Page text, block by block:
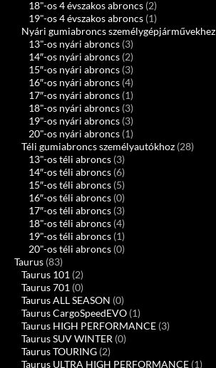
18"-os 4 évszakos abroncs (2)
19"-os 4 évszakos abroncs (1)
Nyári gumiabroncs személygépjárművekhez
13"-os nyári abroncs (3)
14″-os nyári abroncs (2)
15″-os nyári abroncs (3)
16″-os nyári abroncs (4)
17″-os nyári abroncs (1)
18"-os nyári abroncs (3)
19"-os nyári abroncs (3)
20"-os nyári abroncs (1)
Téli gumiabroncs személyautókhoz (28)
13"-os téli abroncs (3)
14″-os téli abroncs (6)
15″-os téli abroncs (5)
16″-os téli abroncs (0)
17″-os téli abroncs (3)
18"-os téli abroncs (4)
19"-os téli abroncs (1)
20"-os téli abroncs (0)
Taurus (83)
Taurus 101 (2)
Taurus 701 (0)
Taurus ALL SEASON (0)
Taurus CargoSpeedEVO (1)
Taurus HIGH PERFORMANCE (3)
Taurus SUV WINTER (0)
Taurus TOURING (2)
Taurus ULTRA HIGH PERFORMANCE (1)